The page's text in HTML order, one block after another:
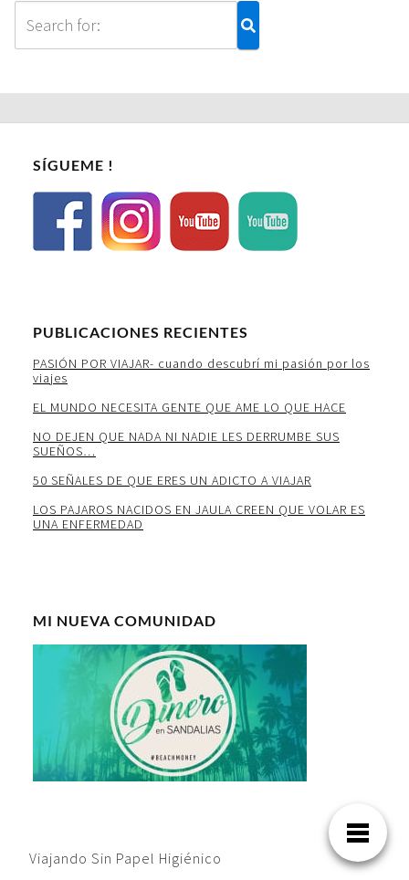
SÍGUEME !
PUBLICACIONES RECIENTES
PASIÓN POR VIAJAR- cuando descubrí mi pasión por los
viajes
EL MUNDO NECESITA GENTE QUE AME LO QUE HACE
NO DEJEN QUE NADA NI NADIE LES DERRUMBE SUS
SUEÑOS…
50 SEÑALES DE QUE ERES UN ADICTO A VIAJAR
LOS PAJAROS NACIDOS EN JAULA CREEN QUE VOLAR ES
UNA ENFERMEDAD
MI NUEVA COMUNIDAD
Viajando Sin Papel Higiénico